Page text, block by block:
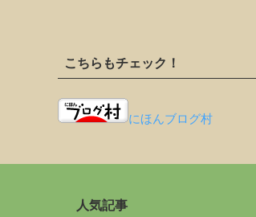
こちらもチェック！
にほんブログ村
人気記事